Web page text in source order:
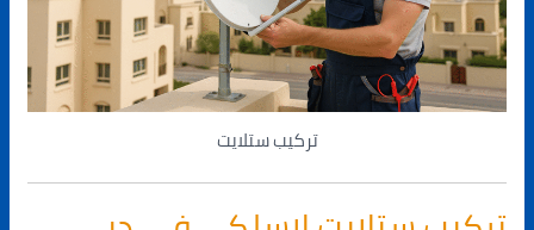
تركيب ستلايت